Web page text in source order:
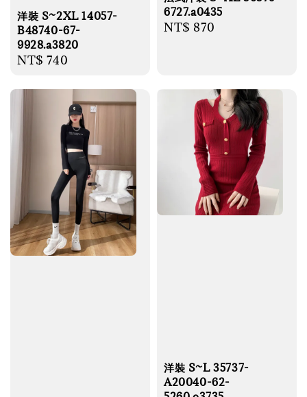
洋裝 S~2XL 14057-
B48740-67-
9928.a3820
Regular
NT$ 740
6727.a0435
Regular
NT$ 870
洋裝 S~L 35737-
A20040-62-